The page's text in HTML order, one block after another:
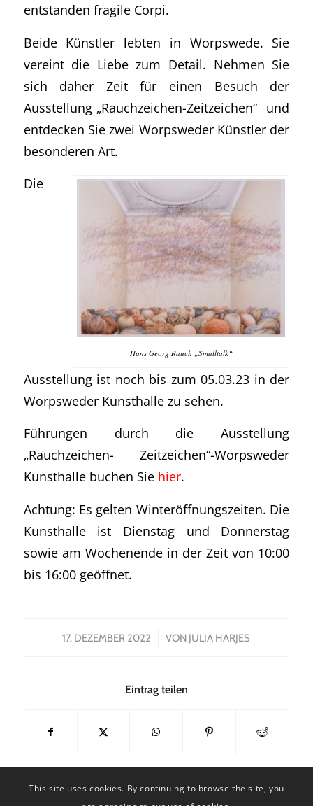
entstanden fragile Corpi.
Beide Künstler lebten in Worpswede. Sie
vereint die Liebe zum Detail. Nehmen Sie
sich daher Zeit für einen Besuch der
Ausstellung „Rauchzeichen-Zeitzeichen“ und
entdecken Sie zwei Worpsweder Künstler der
besonderen Art.
Hans Georg Rauch „Smalltalk“
Die
Ausstellung ist noch bis zum 05.03.23 in der
Worpsweder Kunsthalle zu sehen.
Führungen durch die Ausstellung
„Rauchzeichen- Zeitzeichen“-Worpsweder
Kunsthalle buchen Sie hier.
Achtung: Es gelten Winteröffnungszeiten. Die
Kunsthalle ist Dienstag und Donnerstag
sowie am Wochenende in der Zeit von 10:00
bis 16:00 geöffnet.
17. DEZEMBER 2022
/ VON JULIA HARJES
Eintrag teilen
This site uses cookies. By continuing to browse the site, you